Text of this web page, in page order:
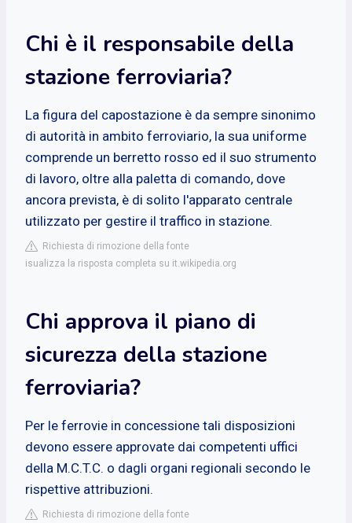
Chi è il responsabile della
stazione ferroviaria?
La figura del capostazione è da sempre sinonimo
di autorità in ambito ferroviario, la sua uniforme
comprende un berretto rosso ed il suo strumento
di lavoro, oltre alla paletta di comando, dove
ancora prevista, è di solito l'apparato centrale
utilizzato per gestire il traffico in stazione.
Richiesta di rimozione della fonte
isualizza la risposta completa su it.wikipedia.org
Chi approva il piano di
sicurezza della stazione
ferroviaria?
Per le ferrovie in concessione tali disposizioni
devono essere approvate dai competenti uffici
della M.C.T.C. o dagli organi regionali secondo le
rispettive attribuzioni.
Richiesta di rimozione della fonte